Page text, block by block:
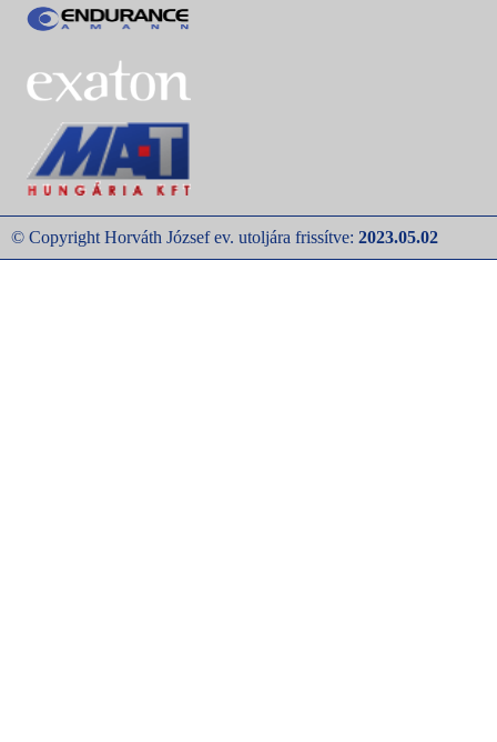
© Copyright Horváth József ev. utoljára frissítve: 2023.05.02